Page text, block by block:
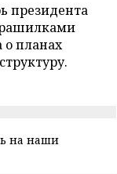
президента
о планах
на наши